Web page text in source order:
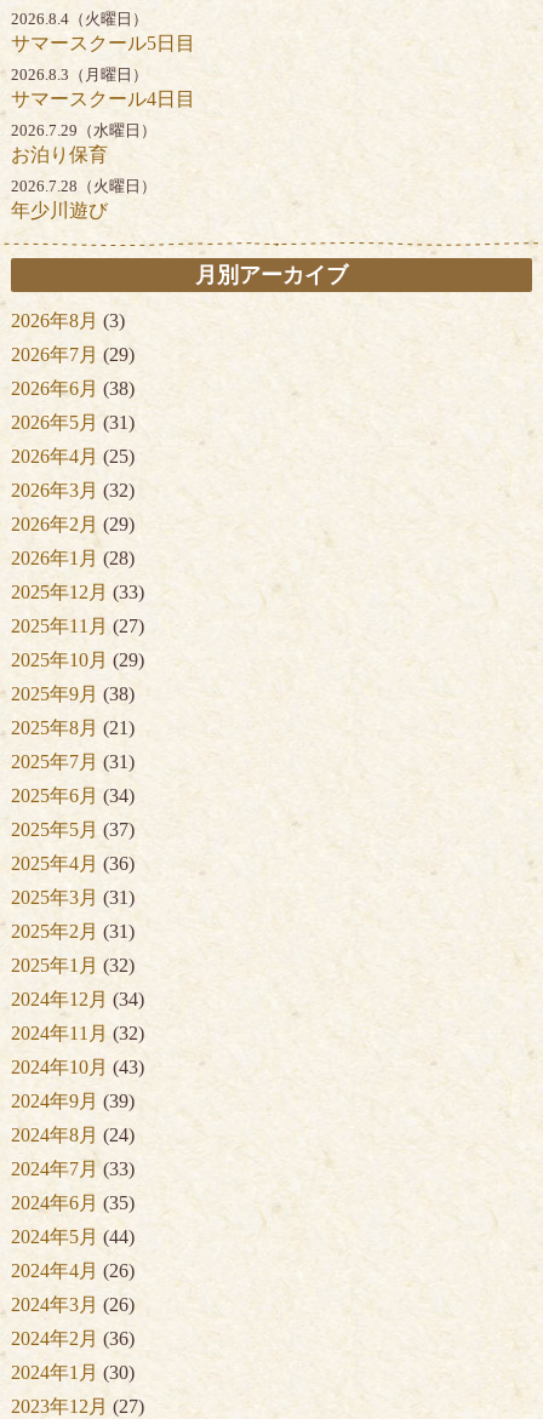
2026.8.4（火曜日）
サマースクール5日目
2026.8.3（月曜日）
サマースクール4日目
2026.7.29（水曜日）
お泊り保育
2026.7.28（火曜日）
年少川遊び
月別アーカイブ
2026年8月 (3)
2026年7月 (29)
2026年6月 (38)
2026年5月 (31)
2026年4月 (25)
2026年3月 (32)
2026年2月 (29)
2026年1月 (28)
2025年12月 (33)
2025年11月 (27)
2025年10月 (29)
2025年9月 (38)
2025年8月 (21)
2025年7月 (31)
2025年6月 (34)
2025年5月 (37)
2025年4月 (36)
2025年3月 (31)
2025年2月 (31)
2025年1月 (32)
2024年12月 (34)
2024年11月 (32)
2024年10月 (43)
2024年9月 (39)
2024年8月 (24)
2024年7月(33)
2024年6月 (35)
2024年5月 (44)
2024年4月 (26)
2024年3月 (26)
2024年2月 (36)
2024年1月 (30)
2023年12月 (27)